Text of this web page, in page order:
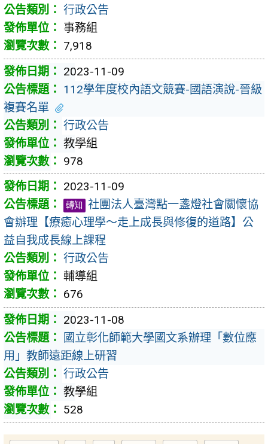
行政公告
事務組
7,918
2023-11-09
112學年度校內語文競賽-國語演說-晉級
複賽名單
行政公告
教學組
978
2023-11-09
轉知
社團法人臺灣點一盞燈社會關懷協
會辦理【療癒心理學〜走上成長與修復的道路】公
益自我成長線上課程
行政公告
輔導組
676
2023-11-08
國立彰化師範大學國文系辦理「數位應
用」教師遠距線上研習
行政公告
教學組
528